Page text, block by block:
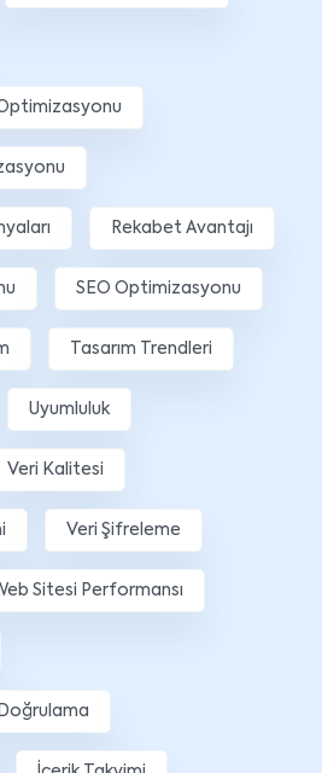
Rekabet Avantajı
SEO Optimizasyonu
Tasarım Trendleri
Uyumluluk
Veri Kalitesi
Veri Şifreleme
Sitesi Performansı